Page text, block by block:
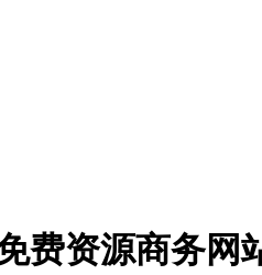
费资源商务网